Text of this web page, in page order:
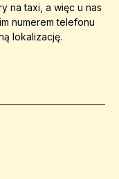
na taxi, a więc u nas
numerem telefonu
lokalizację.